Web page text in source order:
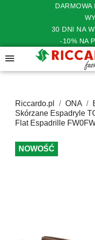
DARMOWA
30 DNI NA
-10% NA

Riccardo.pl ONA
Skórzane Espadryle
Flat Espadrille
NOWOŚĆ